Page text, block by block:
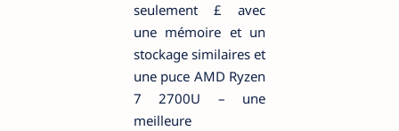
seulement £ avec
une mémoire et un
stockage similaires et
une puce AMD Ryzen
7 2700U – une
meilleure